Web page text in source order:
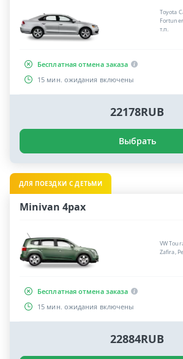
Toyota
т.п.
Бесплатная отмена заказа
15 мин. ожидания включены
22178RUB
Выбрать
ДЛЯ ПОЕЗДКИ С ДЕТЬМИ
Minivan 4pax
VW
Zafira,
Бесплатная отмена заказа
15 мин. ожидания включены
22884RUB